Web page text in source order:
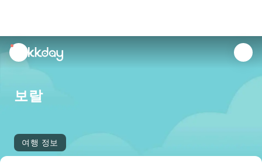
unread
notifications
보랄
여행 정보